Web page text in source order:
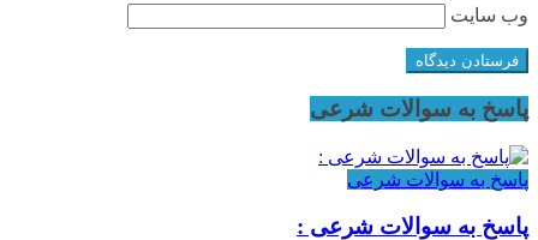
وب‌ سایت
پاسخ به سوالات شرعی
پاسخ به سوالات شرعی
پاسخ به سوالات شرعی :